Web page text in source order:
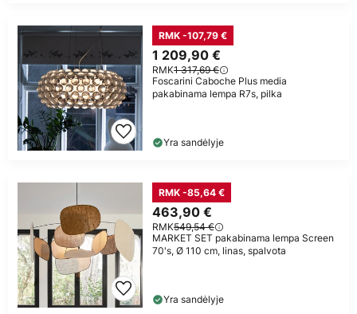
1 209,90 €
RMK1 317,69 €
RMK -107,79 €
Foscarini Caboche Plus media
pakabinama lempa R7s, pilka
Yra sandėlyje
463,90 €
RMK549,54 €
RMK -85,64 €
MARKET SET pakabinama lempa Screen
70's, Ø 110 cm, linas, spalvota
Yra sandėlyje